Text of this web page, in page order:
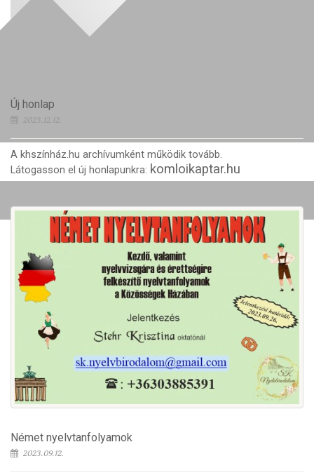
Új honlap
2023.12.12.
A khszínház.hu archívumként működik tovább.
Látogasson el új honlapunkra: komloikaptar.hu
Német nyelvtanfolyamok
2023.09.12.